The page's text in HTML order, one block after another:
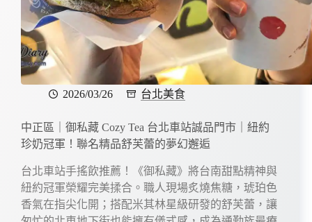
2026/03/26 台北美食
中正區｜御私藏 Cozy Tea 台北車站誠品門市｜紐約
珍奶冠軍！聯名精品舒芙蕾的夢幻邂逅
台北車站手搖飲推薦！《御私藏》將台南甜點精神與
紐約冠軍榮耀完美揉合。職人現場炙燒焦糖，琥珀色
香氣在指尖化開；搭配米其林星級研發的舒芙蕾，讓